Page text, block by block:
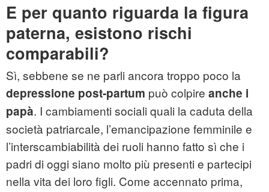
E per quanto riguarda la figura
paterna, esistono rischi
comparabili?
Sì, sebbene se ne parli ancora troppo poco la
depressione post-partum può colpire anche i
papà. I cambiamenti sociali quali la caduta della
società patriarcale, l’emancipazione femminile e
l’interscambiabilità dei ruoli hanno fatto sì che i
padri di oggi siano molto più presenti e partecipi
nella vita dei loro figli. Come accennato prima,